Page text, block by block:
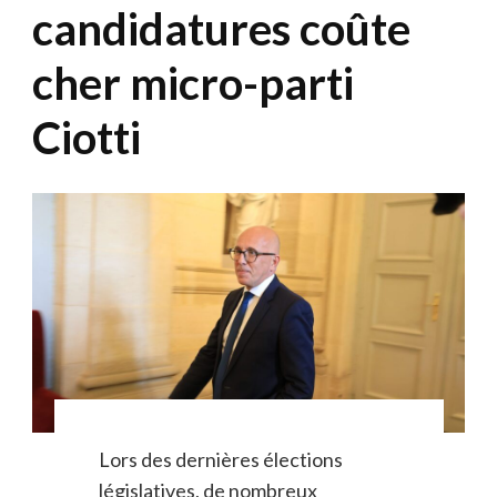
candidatures coûte
cher micro-parti
Ciotti
Lors des dernières élections
législatives, de nombreux